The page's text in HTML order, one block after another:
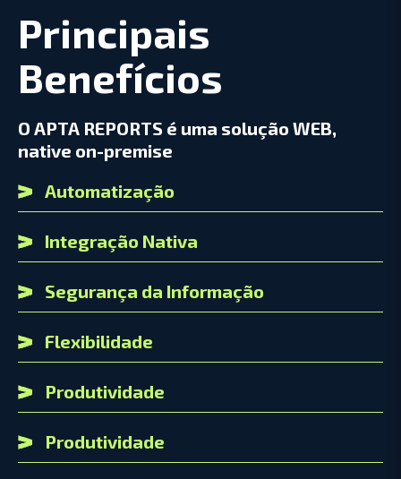
Principais
Benefícios​
O APTA REPORTS é uma solução WEB,
native on-premise
Automatização
Integração Nativa
Segurança da Informação
Flexibilidade
Produtividade
Produtividade